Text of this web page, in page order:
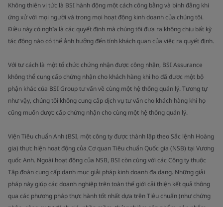
Không thiên vị tức là BSI hành động một cách công bằng và bình đẳng khi
ứng xử với mọi người và trong mọi hoạt động kinh doanh của chúng tôi.
Điều này có nghĩa là các quyết định mà chúng tôi đưa ra không chịu bất kỳ
tác động nào có thể ảnh hưởng đến tính khách quan của việc ra quyết định.
Với tư cách là một tổ chức chứng nhận được công nhận, BSI Assurance
không thể cung cấp chứng nhận cho khách hàng khi họ đã được một bộ
phận khác của BSI Group tư vấn về cùng một hệ thống quản lý. Tương tự
như vậy, chúng tôi không cung cấp dịch vụ tư vấn cho khách hàng khi họ
cũng muốn được cấp chứng nhận cho cùng một hệ thống quản lý.
Viện Tiêu chuẩn Anh (BSI, một công ty được thành lập theo Sắc lệnh Hoàng
gia) thực hiện hoạt động của Cơ quan Tiêu chuẩn Quốc gia (NSB) tại Vương
quốc Anh. Ngoài hoạt động của NSB, BSI còn cùng với các Công ty thuộc
Tập đoàn cung cấp danh mục giải pháp kinh doanh đa dạng. Những giải
pháp này giúp các doanh nghiệp trên toàn thế giới cải thiện kết quả thông
qua các phương pháp thực hành tốt nhất dựa trên Tiêu chuẩn (như chứng